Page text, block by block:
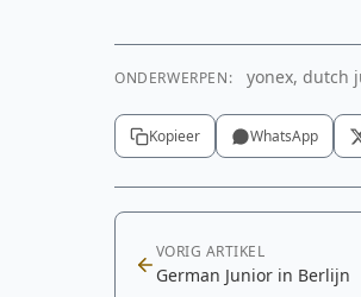
ONDERWERPEN: yonex, dutch
Kopieer WhatsApp
VORIG ARTIKEL
German Junior in Berlijn